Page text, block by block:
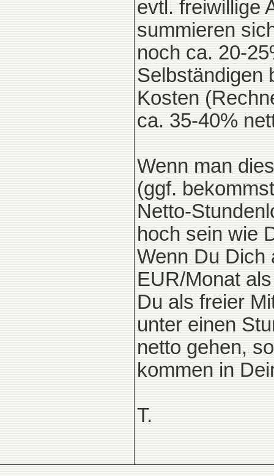
evtl. freiwillige
summieren
noch ca. 20-
Selbständigen
Kosten
ca. 35-40%
Wenn man
(ggf.
Netto-
hoch sein wie
Wenn Du Dich
EUR/Monat
Du als freier
unter einen
netto gehen,
kommen in
T.